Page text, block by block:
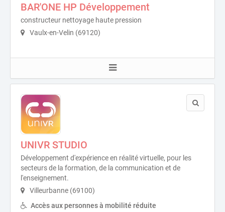
BAR'ONE HP Développement
constructeur nettoyage haute pression
Vaulx-en-Velin (69120)
UNIVR STUDIO
Développement d'expérience en réalité virtuelle, pour les
secteurs de la formation, de la communication et de
l'enseignement.
Villeurbanne (69100)
Accès aux personnes à mobilité réduite